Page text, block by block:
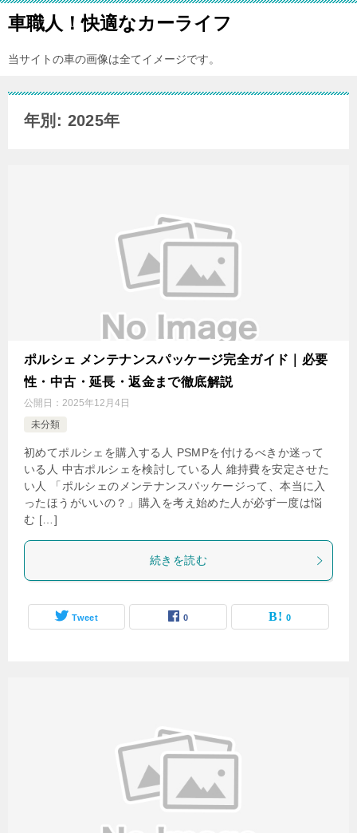
車職人！快適なカーライフ
当サイトの車の画像は全てイメージです。
年別: 2025年
ポルシェ メンテナンスパッケージ完全ガイド｜必要
性・中古・延長・返金まで徹底解説
公開日： 2025年12月4日
未分類
初めてポルシェを購入する人 PSMPを付けるべきか迷って
いる人 中古ポルシェを検討している人 維持費を安定させた
い人 「ポルシェのメンテナンスパッケージって、本当に入
ったほうがいいの？」購入を考え始めた人が必ず一度は悩
む […]
続きを読む
Tweet 0 0